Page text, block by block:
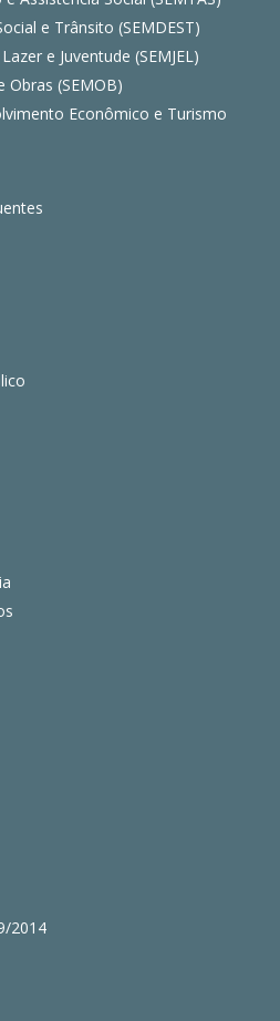
e Trânsito (SEMDEST)
e Juventude (SEMJEL)
Obras (SEMOB)
Econômico e Turismo
2014